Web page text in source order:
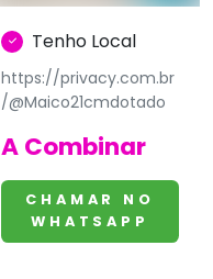
Tenho Local
https://privacy.com.br
/@Maico21cmdotado
A Combinar
CHAMAR NO
WHATSAPP